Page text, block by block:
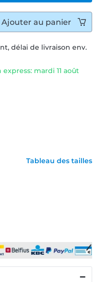
délai de livraison env.
mardi 11 août
Tableau des tailles
Ajouter au panier